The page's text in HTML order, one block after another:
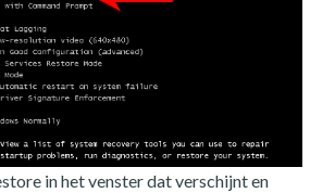
in het venster dat verschijnt en